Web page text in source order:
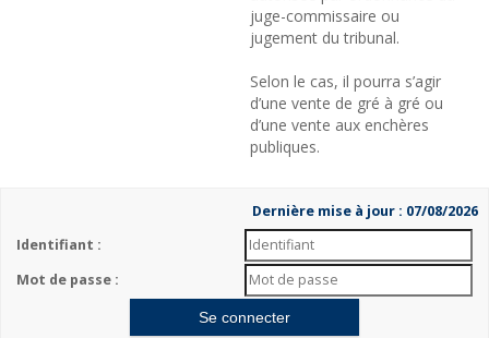
juge-commissaire ou
jugement du tribunal.
Selon le cas, il pourra s’agir
d’une vente de gré à gré ou
d’une vente aux enchères
publiques.
Dernière mise à jour : 07/08/2026
Identifiant :
Mot de passe :